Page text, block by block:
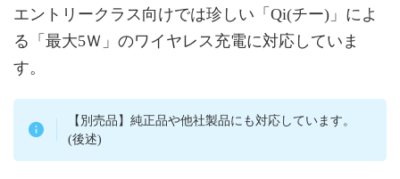
エントリークラス向けでは珍しい「Qi(チー)」によ
る「最大5Ｗ」のワイヤレス充電に対応していま
す。
【別売品】純正品や他社製品にも対応しています。
(後述)